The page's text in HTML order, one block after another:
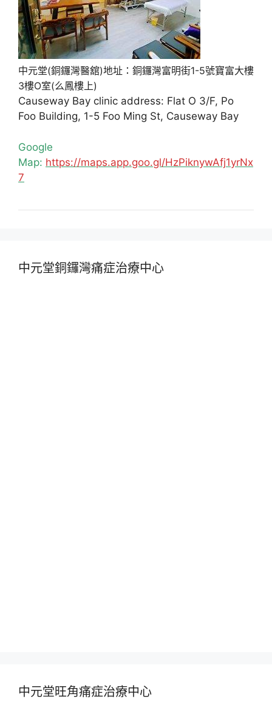
中元堂(銅鑼灣醫舘)地址：銅鑼灣富明街1-5號寶富大樓
3樓O室(么鳳樓上)
Causeway Bay clinic address: Flat O 3/F, Po
Foo Building, 1-5 Foo Ming St, Causeway Bay
Google
Map: https://maps.app.goo.gl/HzPiknywAfj1yrNx
7
中元堂銅鑼灣痛症治療中心
中元堂旺角痛症治療中心